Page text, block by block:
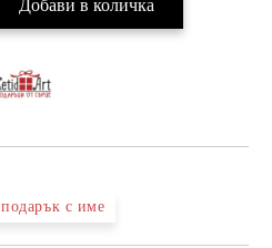
подарък с име